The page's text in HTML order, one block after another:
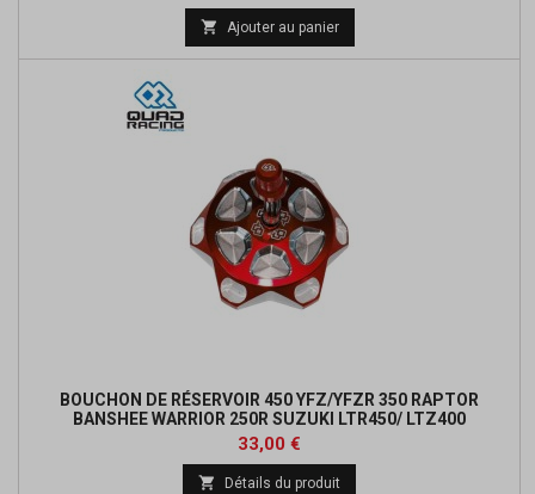
 Ajouter au panier
BOUCHON DE RÉSERVOIR 450 YFZ/YFZR 350 RAPTOR
BANSHEE WARRIOR 250R SUZUKI LTR450/ LTZ400
Prix
33,00 €
 Détails du produit